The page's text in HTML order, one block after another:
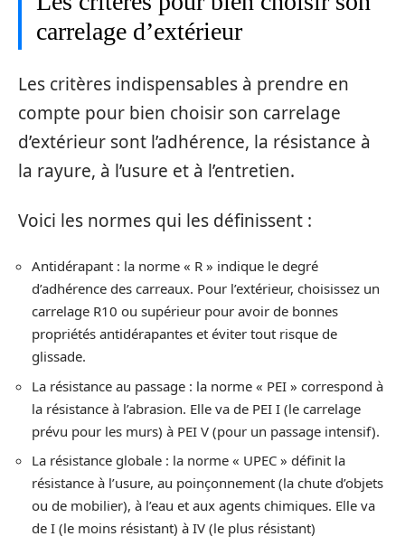
carrelage d’extérieur
Les critères indispensables à prendre en
compte pour bien choisir son carrelage
d’extérieur sont l’adhérence, la résistance à
la rayure, à l’usure et à l’entretien.
Voici les normes qui les définissent :
Antidérapant : la norme « R » indique le degré
d’adhérence des carreaux. Pour l’extérieur, choisissez un
carrelage R10 ou supérieur pour avoir de bonnes
propriétés antidérapantes et éviter tout risque de
glissade.
La résistance au passage : la norme « PEI » correspond à
la résistance à l’abrasion. Elle va de PEI I (le carrelage
prévu pour les murs) à PEI V (pour un passage intensif).
La résistance globale : la norme « UPEC » définit la
résistance à l’usure, au poinçonnement (la chute d’objets
ou de mobilier), à l’eau et aux agents chimiques. Elle va
de I (le moins résistant) à IV (le plus résistant)